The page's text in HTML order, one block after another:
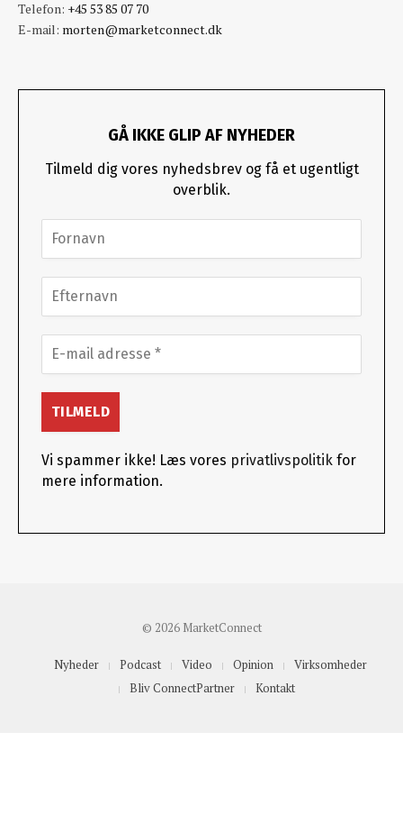
Telefon: +45 53 85 07 70
E-mail: morten@marketconnect.dk
GÅ IKKE GLIP AF NYHEDER
Tilmeld dig vores nyhedsbrev og få et ugentligt
overblik.
Vi spammer ikke! Læs vores privatlivspolitik for
mere information.
© 2026 MarketConnect
Nyheder Podcast Video Opinion
Virksomheder
Bliv ConnectPartner
Kontakt